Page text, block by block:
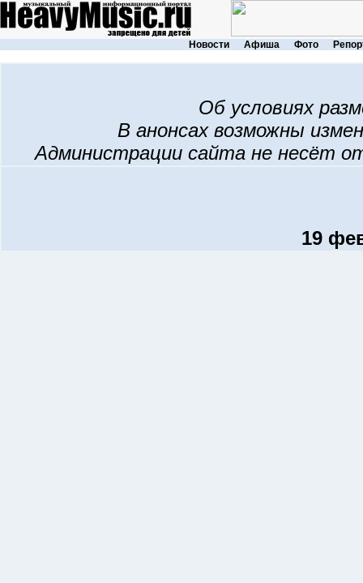
Новости Афиша Фото
Об условиях
В анонсах возможны
Администрации сайта не несёт
19